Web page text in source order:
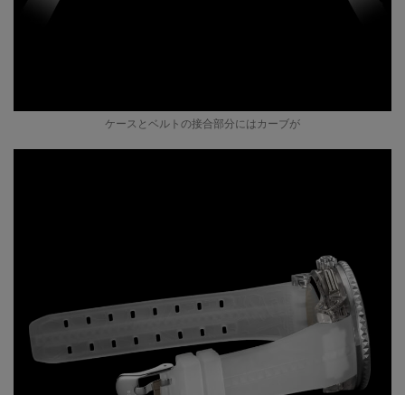
ケースとベルトの接合部分にはカーブが